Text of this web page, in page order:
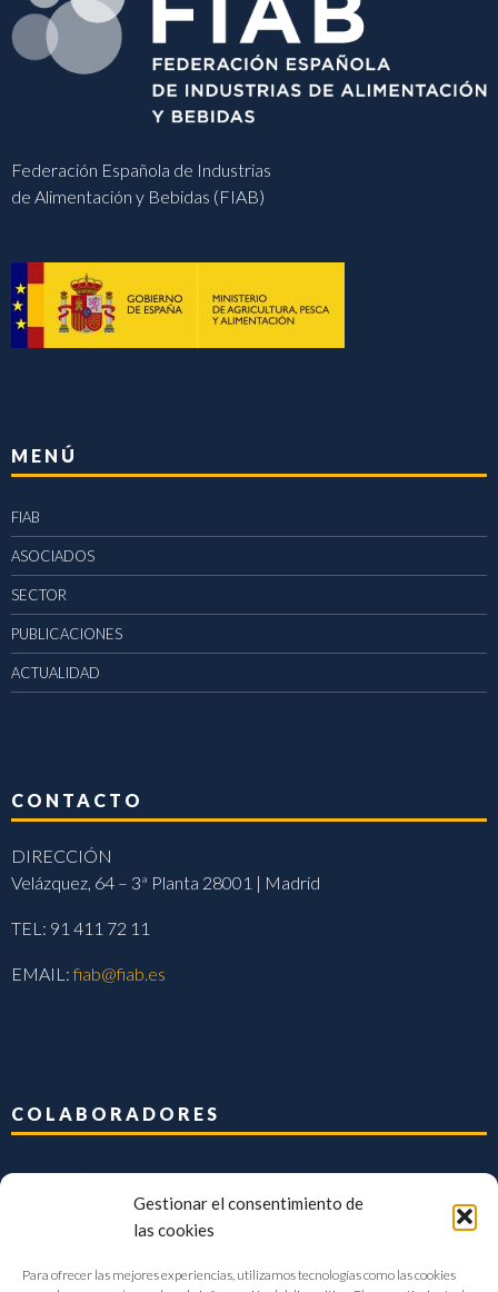
Gestionar el consentimiento de
las cookies
Para ofrecer las mejores experiencias, utilizamos tecnologías como las cookies
Federación Española de Industrias
de Alimentación y Bebidas (FIAB)
MENÚ
FIAB
ASOCIADOS
SECTOR
PUBLICACIONES
ACTUALIDAD
CONTACTO
DIRECCIÓN
Velázquez, 64 – 3ª Planta 28001 | Madrid
TEL: 91 411 72 11
EMAIL:fiab@fiab.es
COLABORADORES